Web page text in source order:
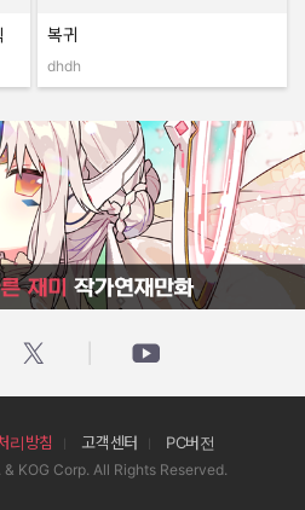
복귀
dhdh
연재만화
리방침 고객센터 PC버전
KOG Corp. All Rights Reserved.